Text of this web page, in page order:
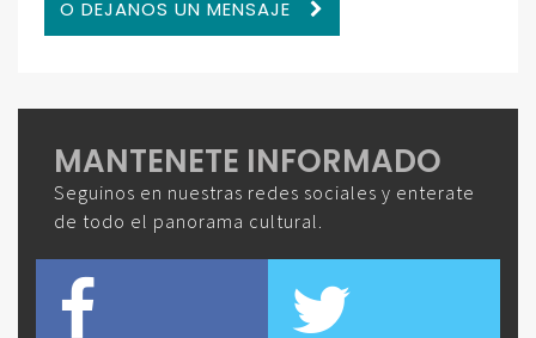
O DEJANOS UN MENSAJE
MANTENETE INFORMADO
Seguinos en nuestras redes sociales y enterate
de todo el panorama cultural.